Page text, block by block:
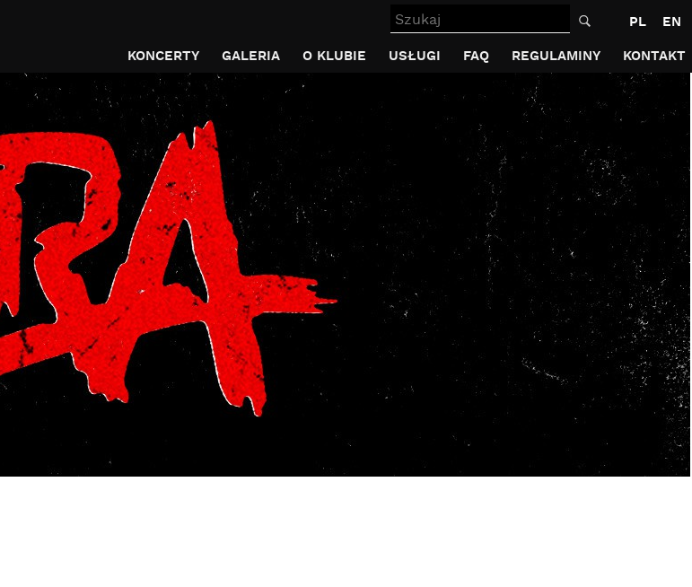
Szukaj PL
EN
KONCERTY
GALERIA O KLUBIE USŁUGI FAQ REGULAMINY KONTAKT